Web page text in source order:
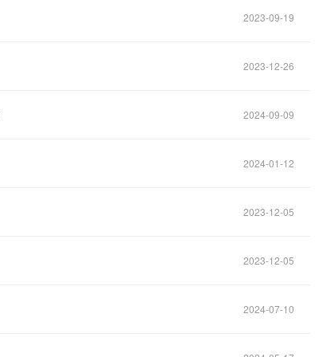
2023-09-19
2023-12-26
2024-09-09
2024-01-12
2023-12-05
2023-12-05
2024-07-10